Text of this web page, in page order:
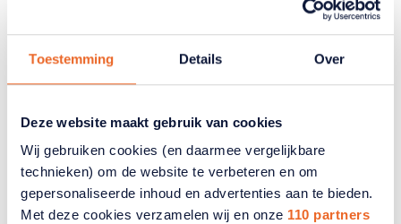
Toestemming Details Over
Deze website maakt gebruik van cookies
Wij gebruiken cookies (en daarmee vergelijkbare
technieken) om de website te verbeteren en om
gepersonaliseerde inhoud en advertenties aan te bieden.
Met deze cookies verzamelen wij en onze 110 partners
Ouderenzorg en gezondheid
verdwijnen van restaurants bij
zorginstellingen
Bewoners van zorginstellingen van organisatie
Silverein hebben straks geen restaurant meer.